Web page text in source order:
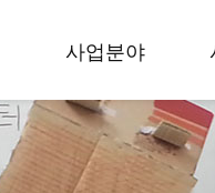
사업분야
축제
공모
입